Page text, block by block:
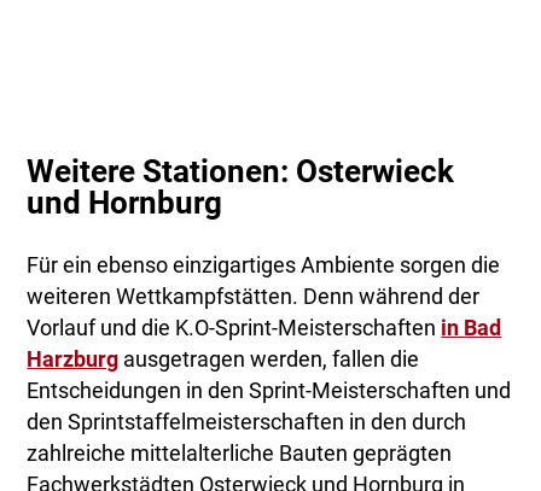
Weitere Stationen: Osterwieck
und Hornburg
Für ein ebenso einzigartiges Ambiente sorgen die
weiteren Wettkampfstätten. Denn während der
Vorlauf und die K.O-Sprint-Meisterschaften in Bad
Harzburg ausgetragen werden, fallen die
Entscheidungen in den Sprint-Meisterschaften und
den Sprintstaffelmeisterschaften in den durch
zahlreiche mittelalterliche Bauten geprägten
Fachwerkstädten Osterwieck und Hornburg in